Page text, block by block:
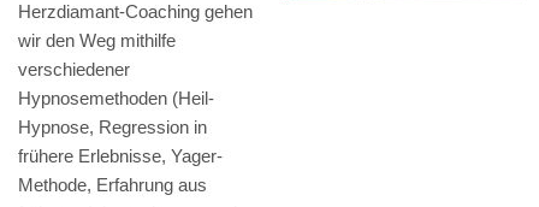
Herzdiamant-Coaching gehen
wir den Weg mithilfe
verschiedener
Hypnosemethoden (Heil-
Hypnose, Regression in
frühere Erlebnisse, Yager-
Methode, Erfahrung aus